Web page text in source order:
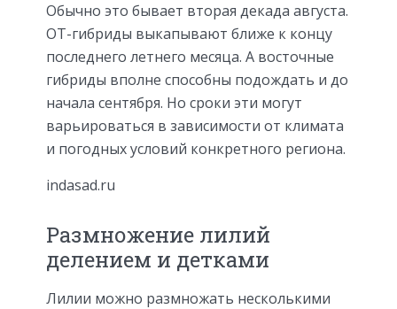
Обычно это бывает вторая декада августа.
ОТ-гибриды выкапывают ближе к концу
последнего летнего месяца. А восточные
гибриды вполне способны подождать и до
начала сентября. Но сроки эти могут
варьироваться в зависимости от климата
и погодных условий конкретного региона.
indasad.ru
Размножение лилий
делением и детками
Лилии можно размножать несколькими